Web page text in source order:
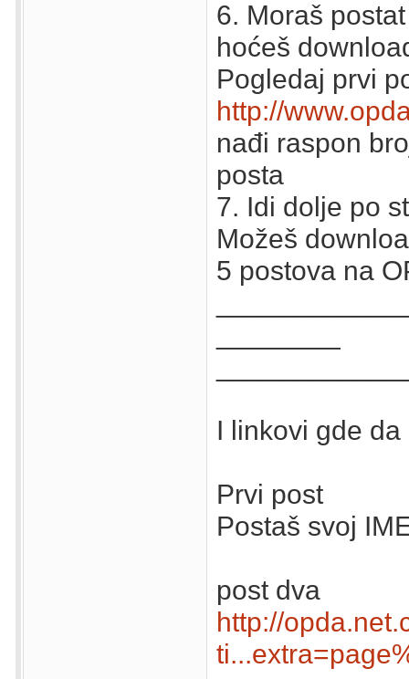
6. Moraš
hoćeš
Pogledaj prvi
http://
nađi raspon
posta
7. Idi dolje po
Možeš
5 postova na
I linkovi gde
Prvi post
Postaš svoj
post dva
http://